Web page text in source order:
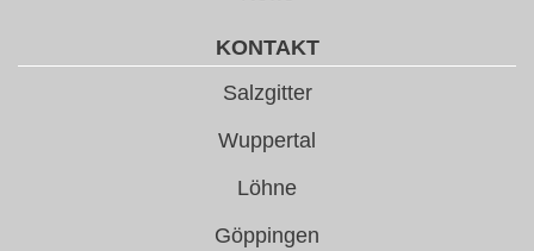
KONTAKT
Salzgitter
Wuppertal
Löhne
Göppingen